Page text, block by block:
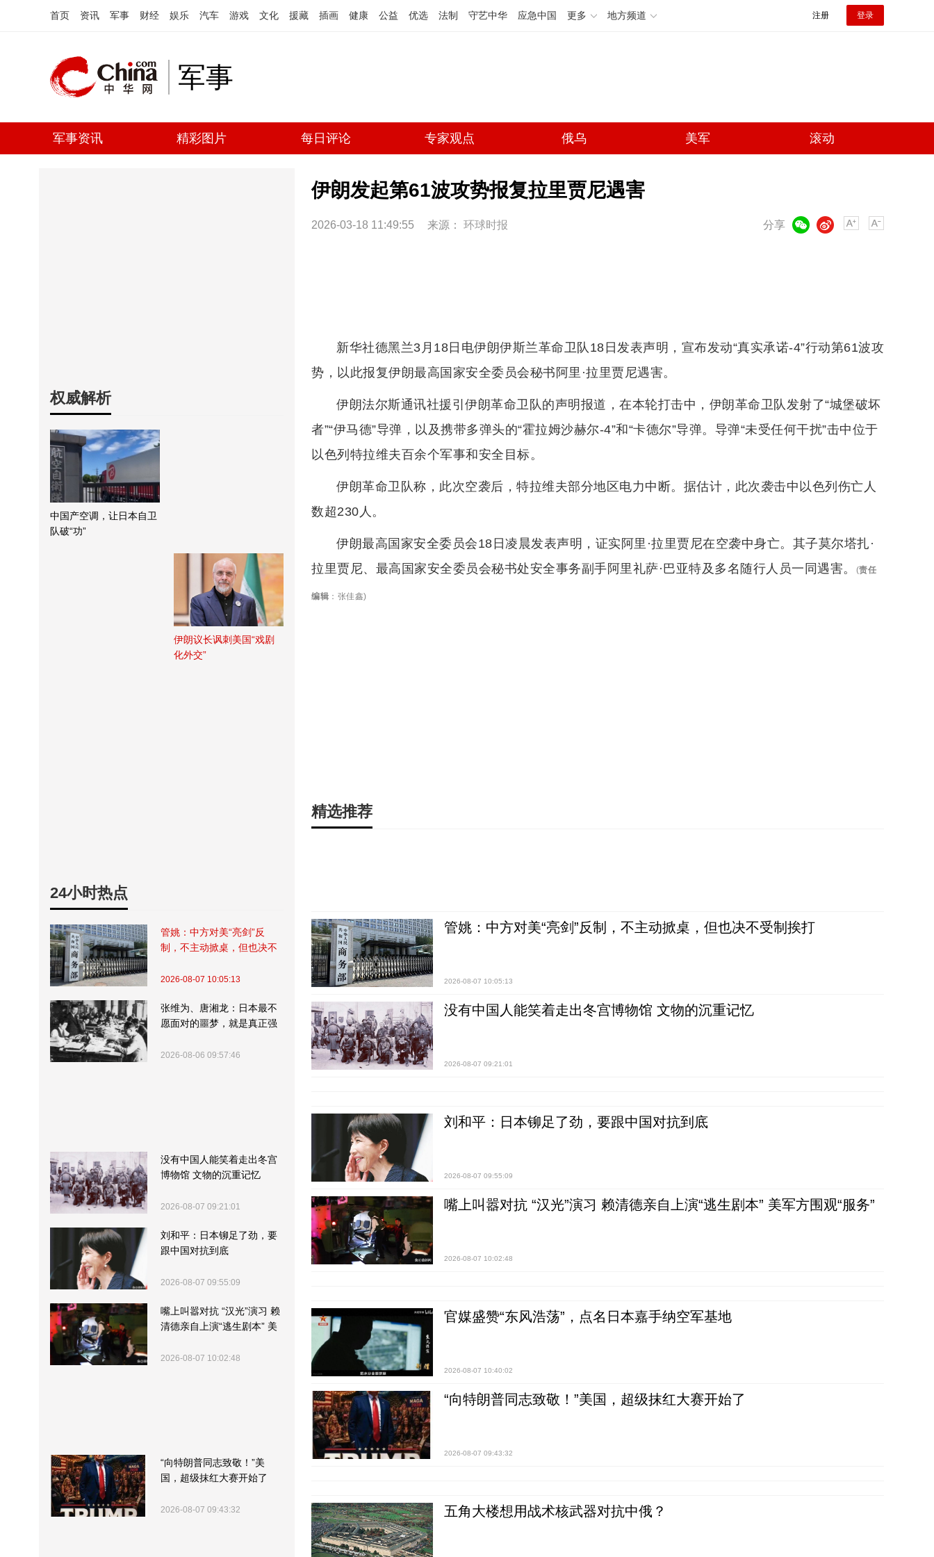
首页 资讯 军事 财经 娱乐 汽车 游戏 文化 援藏 插画 健康 公益 优选 法制 守艺中华 应急中国 更多 地方频道 注册 登录
军事
军事资讯 精彩图片 每日评论 专家观点 俄乌 美军 滚动
权威解析
中国产空调，让日本自卫
队破“功”
伊朗议长讽刺美国“戏剧
化外交”
24小时热点
管姚：中方对美“亮剑”反
制，不主动掀桌，但也决不
2026-08-07 10:05:13
张维为、唐湘龙：日本最不
愿面对的噩梦，就是真正强
2026-08-06 09:57:46
没有中国人能笑着走出冬宫
博物馆 文物的沉重记忆
2026-08-07 09:21:01
刘和平：日本铆足了劲，要
跟中国对抗到底
2026-08-07 09:55:09
嘴上叫嚣对抗 “汉光”演习 赖
清德亲自上演“逃生剧本” 美
2026-08-07 10:02:48
“向特朗普同志致敬！”美
国，超级抹红大赛开始了
2026-08-07 09:43:32
伊朗发起第61波攻势报复拉里贾尼遇害
2026-03-18 11:49:55 来源： 环球时报 分享
微博
新华社德黑兰3月18日电伊朗伊斯兰革命卫队18日发表声明，宣布发动“真实承诺-4”行动第61波攻
势，以此报复伊朗最高国家安全委员会秘书阿里·拉里贾尼遇害。
伊朗法尔斯通讯社援引伊朗革命卫队的声明报道，在本轮打击中，伊朗革命卫队发射了“城堡破坏
者”“伊马德”导弹，以及携带多弹头的“霍拉姆沙赫尔-4”和“卡德尔”导弹。导弹“未受任何干扰”击中位于
以色列特拉维夫百余个军事和安全目标。
伊朗革命卫队称，此次空袭后，特拉维夫部分地区电力中断。据估计，此次袭击中以色列伤亡人
数超230人。
伊朗最高国家安全委员会18日凌晨发表声明，证实阿里·拉里贾尼在空袭中身亡。其子莫尔塔扎·
拉里贾尼、最高国家安全委员会秘书处安全事务副手阿里礼萨·巴亚特及多名随行人员一同遇害。
(责任
编辑 ： 张佳鑫)
精选推荐
管姚：中方对美“亮剑”反制，不主动掀桌，但也决不受制挨打
2026-08-07 10:05:13
没有中国人能笑着走出冬宫博物馆 文物的沉重记忆
2026-08-07 09:21:01
刘和平：日本铆足了劲，要跟中国对抗到底
2026-08-07 09:55:09
嘴上叫嚣对抗 “汉光”演习 赖清德亲自上演“逃生剧本” 美军方围观“服务”
2026-08-07 10:02:48
官媒盛赞“东风浩荡”，点名日本嘉手纳空军基地
2026-08-07 10:40:02
“向特朗普同志致敬！”美国，超级抹红大赛开始了
2026-08-07 09:43:32
五角大楼想用战术核武器对抗中俄？